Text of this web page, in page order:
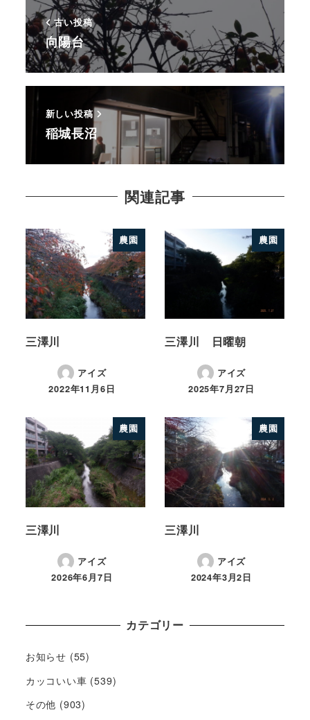
古い投稿
向陽台
新しい投稿
稲城長沼
関連記事
農園
三澤川
アイズ
2022年11月6日
農園
三澤川 日曜朝
アイズ
2025年7月27日
農園
三澤川
アイズ
2026年6月7日
農園
三澤川
アイズ
2024年3月2日
カテゴリー
お知らせ (55)
カッコいい車 (539)
その他 (903)